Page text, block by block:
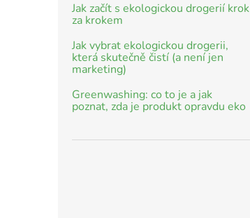
Jak začít s ekologickou drogerií krok
za krokem
Jak vybrat ekologickou drogerii,
která skutečně čistí (a není jen
marketing)
Greenwashing: co to je a jak
poznat, zda je produkt opravdu eko